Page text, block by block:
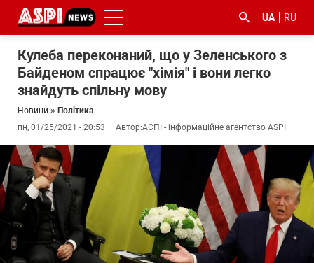
UA RU
Кулеба переконаний, що у Зеленського з
Байденом спрацює "хімія" і вони легко
знайдуть спільну мову
Новини » Політика
пн, 01/25/2021 - 20:53
Автор:АСПІ - інформаційне агентство ASPI
#ООС
#боротьба
з
корупцією
#ДФС #коронавірус